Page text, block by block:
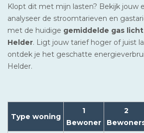
Klopt dit met mijn lasten? Bekijk jouw
analyseer de stroomtarieven en
met de huidige gemiddelde gas
Helder. Ligt jouw tarief hoger of juist
ontdek je het geschatte
Helder.
Type woning
1
Bewoner
2